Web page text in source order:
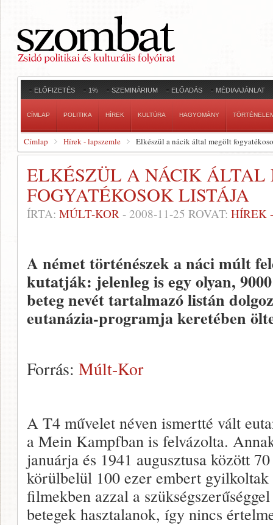
ELŐFIZETÉS 1% SZEMINÁRIUM ELŐADÁS MÉDIAAJÁNLAT
CÍMLAP POLITIKA HÍREK KULTÚRA HAGYOMÁNY
Címlap Hírek - lapszemle Elkészül a nácik által megölt
ELKÉSZÜL A NÁCIK ÁLTAL
FOGYATÉKOSOK LISTÁJA
ÍRTA: MÚLT-KOR - 2008-11-25 ROVAT: HÍREK
A német történészek a náci múlt
kutatják: jelenleg is egy olyan,
beteg nevét tartalmazó listán
eutanázia-programja keretében
Forrás: Múlt-Kor
A T4 művelet néven ismertté vált
a Mein Kampfban is felvázolta.
januárja és 1941 augusztusa között
körülbelül 100 ezer embert gyilkoltak
filmekben azzal a
betegek hasztalanok, így nincs